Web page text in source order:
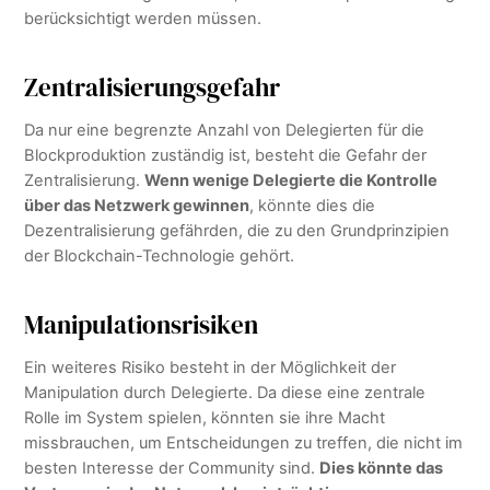
berücksichtigt werden müssen.
Zentralisierungsgefahr
Da nur eine begrenzte Anzahl von Delegierten für die
Blockproduktion zuständig ist, besteht die Gefahr der
Zentralisierung.Wenn wenige Delegierte die Kontrolle
über das Netzwerk gewinnen, könnte dies die
Dezentralisierung gefährden, die zu den Grundprinzipien
der Blockchain-Technologie gehört.
Manipulationsrisiken
Ein weiteres Risiko besteht in der Möglichkeit der
Manipulation durch Delegierte. Da diese eine zentrale
Rolle im System spielen, könnten sie ihre Macht
missbrauchen, um Entscheidungen zu treffen, die nicht im
besten Interesse der Community sind. Dies könnte das